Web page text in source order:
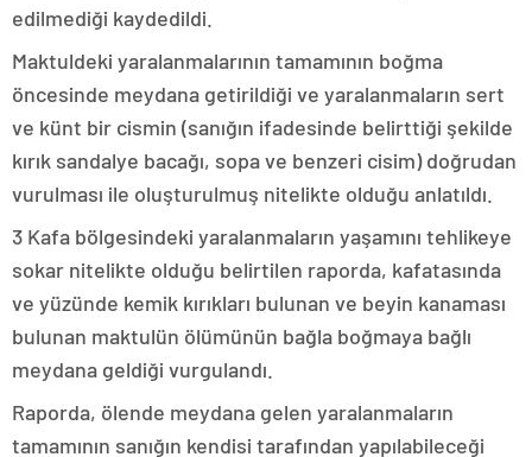
edilmediği kaydedildi.
Maktuldeki yaralanmalarının tamamının boğma
öncesinde meydana getirildiği ve yaralanmaların sert
ve künt bir cismin (sanığın ifadesinde belirttiği şekilde
kırık sandalye bacağı, sopa ve benzeri cisim) doğrudan
vurulması ile oluşturulmuş nitelikte olduğu anlatıldı.
3 Kafa bölgesindeki yaralanmaların yaşamını tehlikeye
sokar nitelikte olduğu belirtilen raporda, kafatasında
ve yüzünde kemik kırıkları bulunan ve beyin kanaması
bulunan maktulün ölümünün bağla boğmaya bağlı
meydana geldiği vurgulandı.
Raporda, ölende meydana gelen yaralanmaların
tamamının sanığın kendisi tarafından yapılabileceği